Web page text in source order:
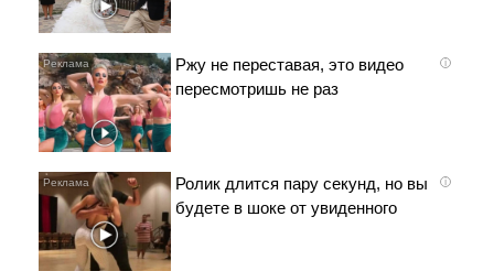
i
Ржу не переставая, это видео
пересмотришь не раз
i
Ролик длится пару секунд, но вы
будете в шоке от увиденного